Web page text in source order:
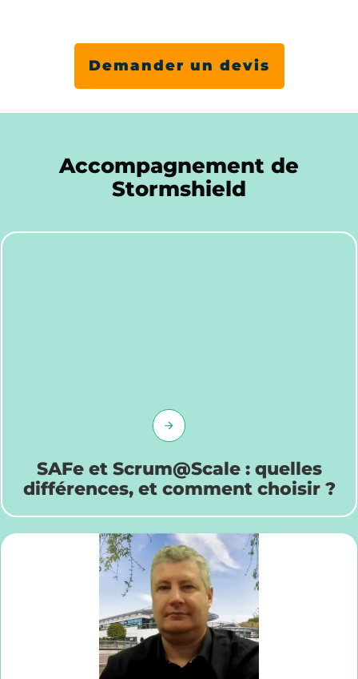
Demander un devis
Accompagnement de
Stormshield
SAFe et Scrum@Scale : quelles
différences, et comment choisir ?